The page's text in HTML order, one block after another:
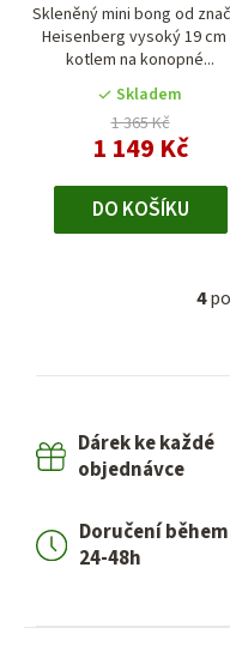
Skleněný mini bong od
Heisenberg vysoký 19 cm
kotlem na konopné...
Skladem
1 365 Kč
1 149 Kč
DO KOŠÍKU
4
Dárek ke každé
objednávce
Doručení během
24-48h